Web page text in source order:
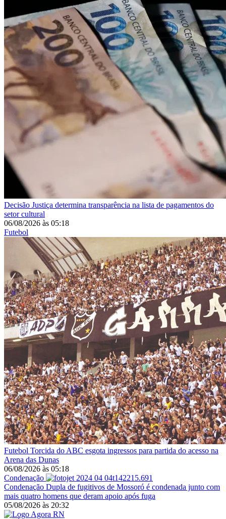
Decisão Justiça determina transparência na lista de pagamentos do
setor cultural
06/08/2026 às 05:18
Futebol
Futebol Torcida do ABC esgota ingressos para partida do acesso na
Arena das Dunas
06/08/2026 às 05:18
Condenação
Condenação Dupla de fugitivos de Mossoró é condenada junto com
mais quatro homens que deram apoio após fuga
05/08/2026 às 20:32